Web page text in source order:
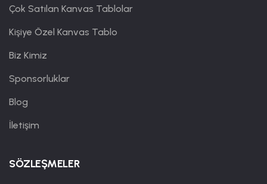
Çok Satılan Kanvas Tablolar
Kişiye Özel Kanvas Tablo
Biz Kimiz
Sponsorluklar
Blog
İletişim
SÖZLEŞMELER